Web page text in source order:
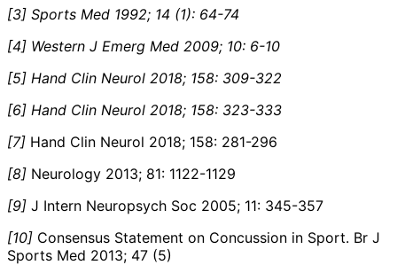
[3] Sports Med 1992; 14 (1): 64-74
[4] Western J Emerg Med 2009; 10: 6-10
[5] Hand Clin Neurol 2018; 158: 309-322
[6] Hand Clin Neurol 2018; 158: 323-333
[7] Hand Clin Neurol 2018; 158: 281-296
[8] Neurology 2013; 81: 1122-1129
[9] J Intern Neuropsych Soc 2005; 11: 345-357
[10] Consensus Statement on Concussion in Sport. Br J
Sports Med 2013; 47 (5)